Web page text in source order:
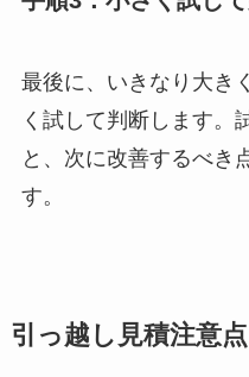
最後に、いきなり大き
く試して判断します。
と、次に改善するべき
す。
引っ越し見積注意